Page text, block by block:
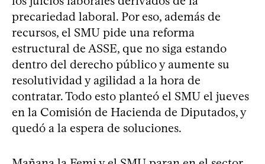
precariedad laboral. Por eso, además de
recursos, el SMU pide una reforma
estructural de ASSE, que no siga estando
dentro del derecho público y aumente su
resolutividad y agilidad a la hora de
contratar. Todo esto planteó el SMU el jueves
en la Comisión de Hacienda de Diputados, y
quedó a la espera de soluciones.